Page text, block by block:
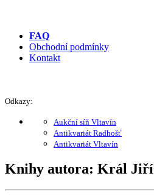
FAQ
Obchodní podmínky
Kontakt
Odkazy:
Aukční síň Vltavín
Antikvariát Radhošť
Antikvariát Vltavín
Knihy autora: Král Jiří